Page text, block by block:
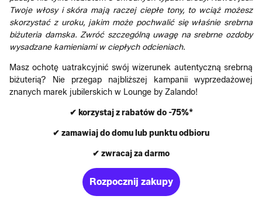
Twoje włosy i skóra mają raczej ciepłe tony, to wciąż możesz
skorzystać z uroku, jakim może pochwalić się właśnie srebrna
biżuteria damska. Zwróć szczególną uwagę na srebrne ozdoby
wysadzane kamieniami w ciepłych odcieniach.
Masz ochotę uatrakcyjnić swój wizerunek autentyczną srebrną
biżuterią? Nie przegap najbliższej kampanii wyprzedażowej
znanych marek jubilerskich w Lounge by Zalando!
✔ korzystaj z rabatów do -75%*
✔ zamawiaj do domu lub punktu odbioru
✔ zwracaj za darmo
Rozpocznij zakupy